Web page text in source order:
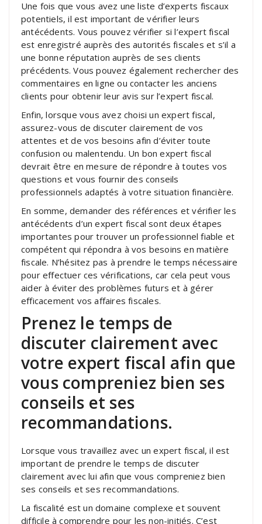
Une fois que vous avez une liste d’experts fiscaux
potentiels, il est important de vérifier leurs
antécédents. Vous pouvez vérifier si l’expert fiscal
est enregistré auprès des autorités fiscales et s’il a
une bonne réputation auprès de ses clients
précédents. Vous pouvez également rechercher des
commentaires en ligne ou contacter les anciens
clients pour obtenir leur avis sur l’expert fiscal.
Enfin, lorsque vous avez choisi un expert fiscal,
assurez-vous de discuter clairement de vos
attentes et de vos besoins afin d’éviter toute
confusion ou malentendu. Un bon expert fiscal
devrait être en mesure de répondre à toutes vos
questions et vous fournir des conseils
professionnels adaptés à votre situation financière.
En somme, demander des références et vérifier les
antécédents d’un expert fiscal sont deux étapes
importantes pour trouver un professionnel fiable et
compétent qui répondra à vos besoins en matière
fiscale. N’hésitez pas à prendre le temps nécessaire
pour effectuer ces vérifications, car cela peut vous
aider à éviter des problèmes futurs et à gérer
efficacement vos affaires fiscales.
Prenez le temps de
discuter clairement avec
votre expert fiscal afin que
vous compreniez bien ses
conseils et ses
recommandations.
Lorsque vous travaillez avec un expert fiscal, il est
important de prendre le temps de discuter
clairement avec lui afin que vous compreniez bien
ses conseils et ses recommandations.
La fiscalité est un domaine complexe et souvent
difficile à comprendre pour les non-initiés. C’est